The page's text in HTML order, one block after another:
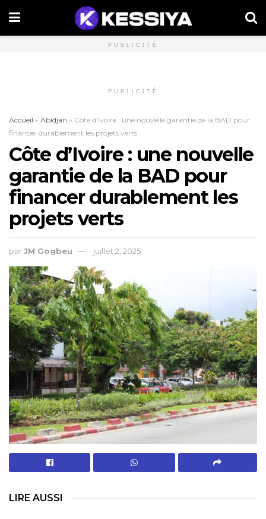
PUBLICITÉ
PUBLICITÉ
Accueil » Abidjan » Côte d’Ivoire : une nouvelle garantie de la BAD pour
financer durablement les projets verts
Côte d’Ivoire : une nouvelle
garantie de la BAD pour
financer durablement les
projets verts
parJM Gogbeu juillet 2, 2025
LIRE AUSSI